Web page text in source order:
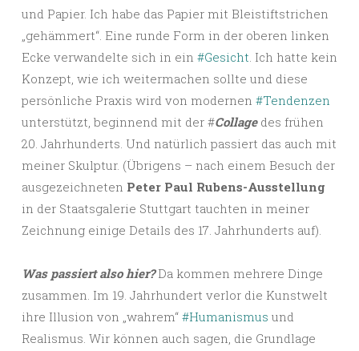
und Papier. Ich habe das Papier mit Bleistiftstrichen
„gehämmert“. Eine runde Form in der oberen linken
Ecke verwandelte sich in ein #Gesicht. Ich hatte kein
Konzept, wie ich weitermachen sollte und diese
persönliche Praxis wird von modernen #Tendenzen
unterstützt, beginnend mit der #Collagedes frühen
20. Jahrhunderts. Und natürlich passiert das auch mit
meiner Skulptur. (Übrigens – nach einem Besuch der
ausgezeichneten Peter Paul Rubens-Ausstellung
in der Staatsgalerie Stuttgart tauchten in meiner
Zeichnung einige Details des 17. Jahrhunderts auf).
Was passiert also hier?Da kommen mehrere Dinge
zusammen. Im 19. Jahrhundert verlor die Kunstwelt
ihre Illusion von „wahrem“ #Humanismus und
Realismus. Wir können auch sagen, die Grundlage